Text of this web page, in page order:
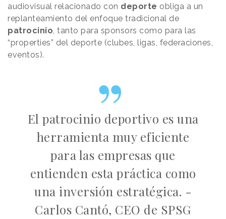
audiovisual relacionado con deporte obliga a un
replanteamiento del enfoque tradicional de
patrocinio, tanto para sponsors como para las
“properties” del deporte (clubes, ligas, federaciones,
eventos).
El patrocinio deportivo es una
herramienta muy eficiente
para las empresas que
entienden esta práctica como
una inversión estratégica. -
Carlos Cantó, CEO de SPSG